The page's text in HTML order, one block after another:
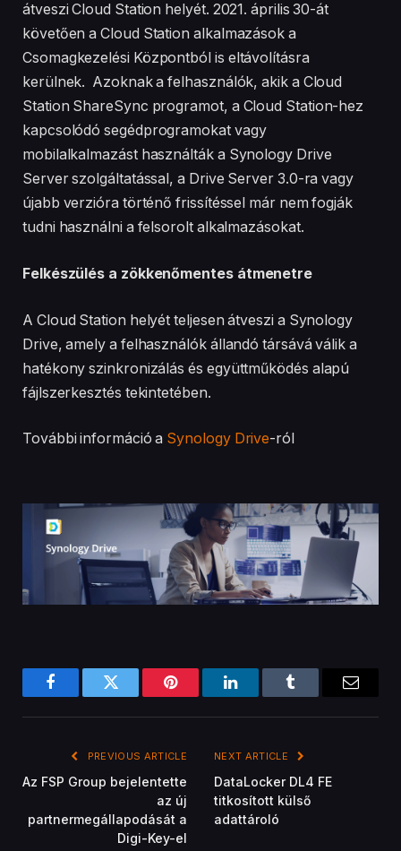
átveszi Cloud Station helyét. 2021. április 30-át
követően a Cloud Station alkalmazások a
Csomagkezelési Központból is eltávolításra
kerülnek. Azoknak a felhasználók, akik a Cloud
Station ShareSync programot, a Cloud Station-hez
kapcsolódó segédprogramokat vagy
mobilalkalmazást használták a Synology Drive
Server szolgáltatással, a Drive Server 3.0-ra vagy
újabb verzióra történő frissítéssel már nem fogják
tudni használni a felsorolt alkalmazásokat.
Felkészülés a zökkenőmentes átmenetre
A Cloud Station helyét teljesen átveszi a Synology
Drive, amely a felhasználók állandó társává válik a
hatékony szinkronizálás és együttműködés alapú
fájlszerkesztés tekintetében.
További információ a Synology Drive-ról
FacebookTwitter Pinterest LinkedInTumblr
PREVIOUS ARTICLE
Az FSP Group bejelentette
az új
partnermegállapodását a
Digi-Key-el
NEXT ARTICLE
DataLocker DL4 FE
titkosított külső
adattároló